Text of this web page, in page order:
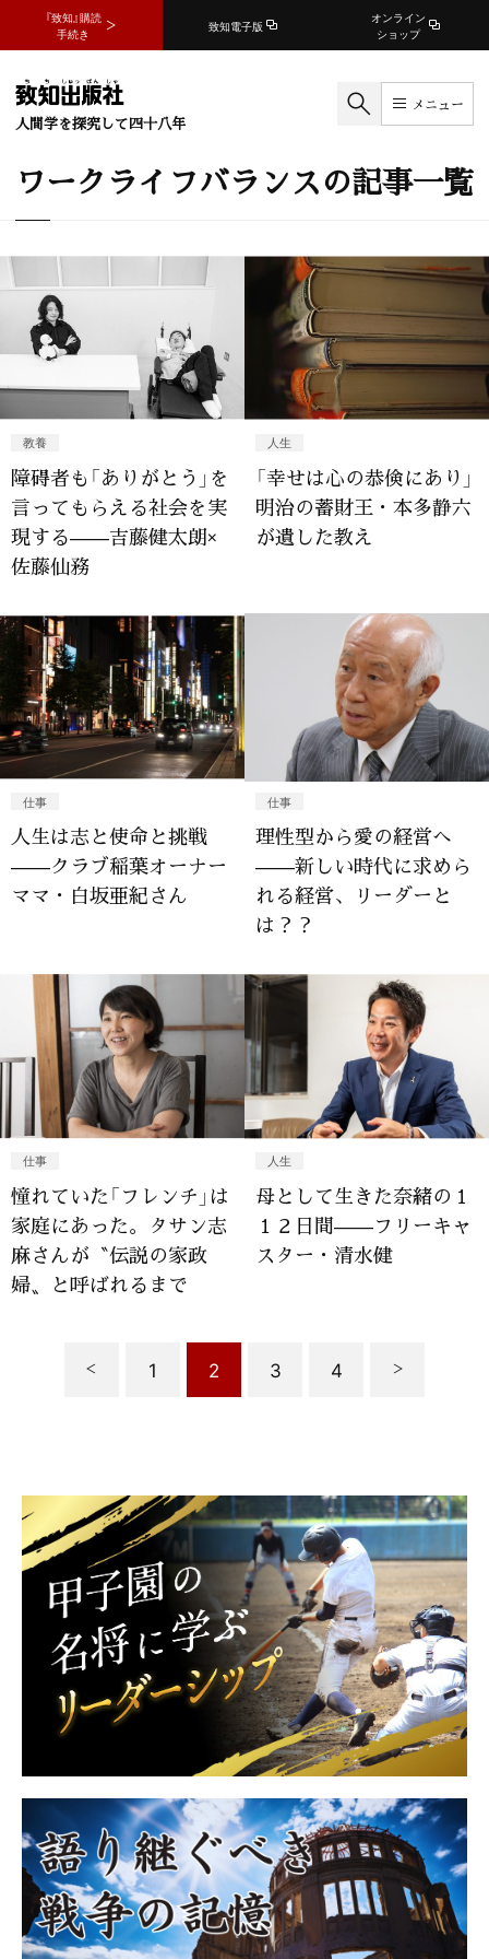
『致知』購読
手続き
致知電子版
オンライン
ショップ
人間学を探究して四十八年
メニュー
ワークライフバランスの記事一覧
教養
障碍者も「ありがとう」を
言ってもらえる社会を実
現する——吉藤健太朗×
佐藤仙務
人生
「幸せは心の恭倹にあり」
明治の蓄財王・本多静六
が遺した教え
仕事
人生は志と使命と挑戦
——クラブ稲葉オーナー
ママ・白坂亜紀さん
仕事
理性型から愛の経営へ
——新しい時代に求めら
れる経営、リーダーと
は？？
仕事
憧れていた「フレンチ」は
家庭にあった。タサン志
麻さんが〝伝説の家政
婦〟と呼ばれるまで
人生
母として生きた奈緒の１
１２日間——フリーキャ
スター・清水健
1 2 3 4